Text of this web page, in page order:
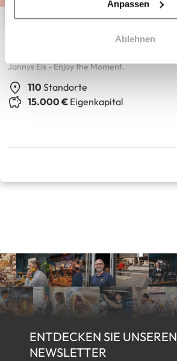
Anpassen
Ablehnen
Jannys Eis - Enjoy the Moment.
110Standorte
15.000 € Eigenkapital
ENTDECKEN SIE UNSEREN
NEWSLETTER